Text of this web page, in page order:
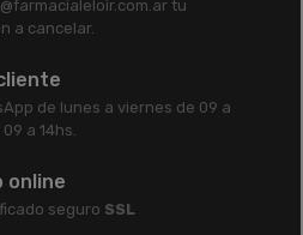
tu
a cancelar.
de lunes a viernes de 09 a
a 14hs.
online
seguro SSL